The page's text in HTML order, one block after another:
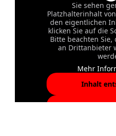
Sie sehen
Platzhalterinhalt von
den eigentlichen
klicken Sie auf die
Bitte beachten Sie,
an Drittanbieter
Mehr
Inhalt